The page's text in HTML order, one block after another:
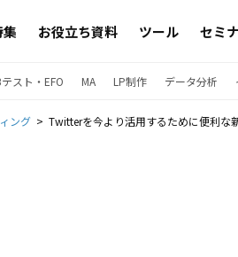
お役立ち資料 ツール セミ
スト・EFO MA LP制作 データ分析
ング Twitterを今より活用するために便利な